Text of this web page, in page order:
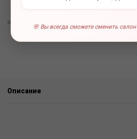
🌸 Вы всегда сможете сменить
Описание